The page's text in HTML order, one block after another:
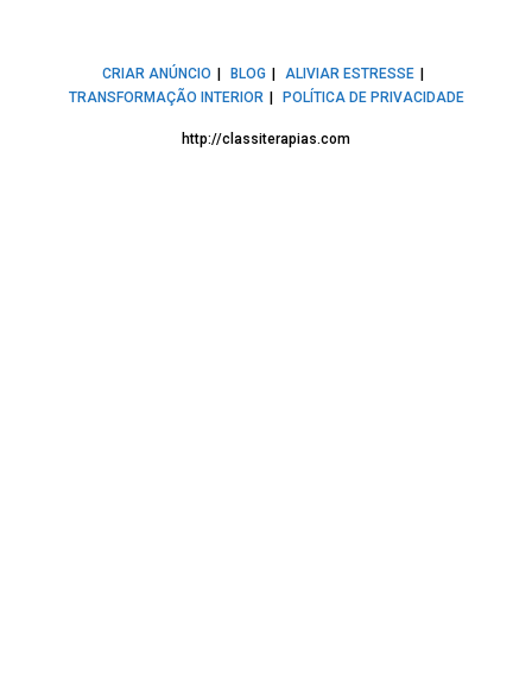
CRIAR ANÚNCIO BLOG
ALIVIAR ESTRESSE
TRANSFORMAÇÃO INTERIOR
POLÍTICA DE PRIVACIDADE
http://classiterapias.com